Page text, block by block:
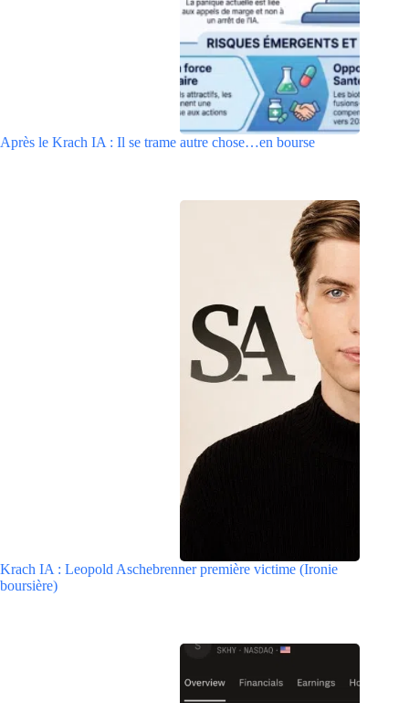
Après le Krach IA : Il se trame autre chose…en bourse
Krach IA : Leopold Aschebrenner première victime (Ironie
boursière)